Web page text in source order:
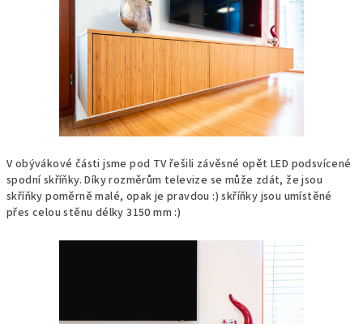
V obývákové části jsme pod TV řešili závěsné opět LED podsvícené
spodní skříňky. Díky rozměrům televize se může zdát, že jsou
skříňky poměrně malé, opak je pravdou :) skříňky jsou umístěné
přes celou stěnu délky 3150 mm :)